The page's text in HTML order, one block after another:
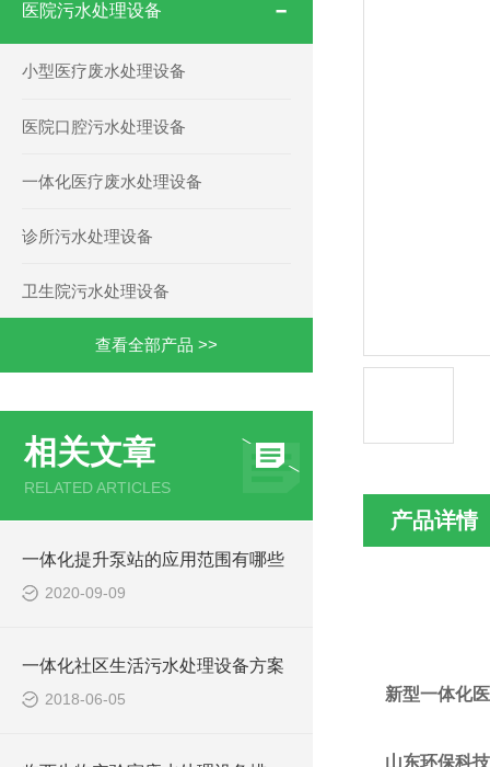
医院污水处理设备
小型医疗废水处理设备
医院口腔污水处理设备
一体化医疗废水处理设备
诊所污水处理设备
卫生院污水处理设备
查看全部产品 >>
相关文章
RELATED ARTICLES
一体化提升泵站的应用范围有哪些
2020-09-09
一体化社区生活污水处理设备方案
2018-06-05
产品详情
新型一体化
山东环保科